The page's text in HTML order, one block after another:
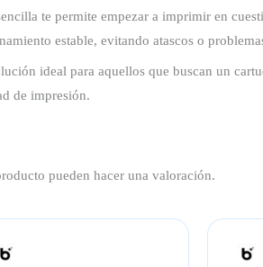
te permite empezar a imprimir en
estable, evitando atascos o
ideal para aquellos que buscan un
de impresión.
pueden hacer una valoración.